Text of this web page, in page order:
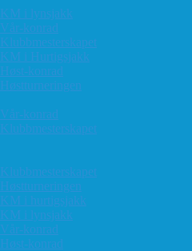
KM i lynsjakk
Vår-konrad
Klubbmesterskapet
KM i Hurtigsjakk
Høst-konrad
Høstturneringen
Vår-konrad
Klubbmesterskapet
Klubbmesterskapet
Høstturneringen
KM i hurtigsjakk
KM i lynsjakk
Vår-konrad
Høst-konrad